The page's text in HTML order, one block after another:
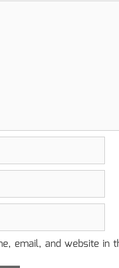
email, and website